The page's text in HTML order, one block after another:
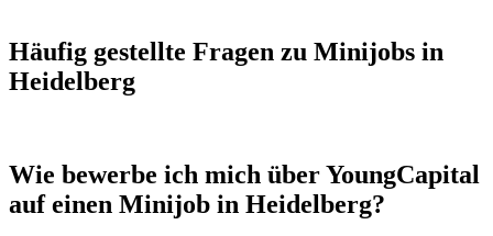
Häufig gestellte Fragen zu Minijobs in
Heidelberg
Wie bewerbe ich mich über YoungCapital
auf einen Minijob in Heidelberg?